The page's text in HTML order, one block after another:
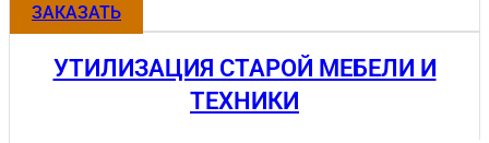
ЗАКАЗАТЬ
УТИЛИЗАЦИЯ СТАРОЙ МЕБЕЛИ И
ТЕХНИКИ